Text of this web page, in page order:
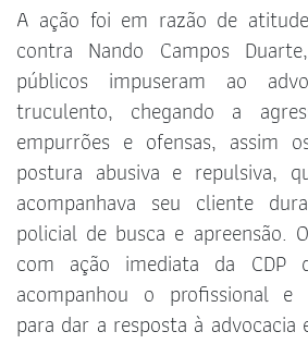
A ação foi em razão de
contra Nando Campos
públicos impuseram ao
truculento, chegando a
empurrões e ofensas, assim
postura abusiva e repulsiva,
acompanhava seu cliente
policial de busca e apreensão.
com ação imediata da CDP
acompanhou o profissional e
para dar a resposta à advocacia